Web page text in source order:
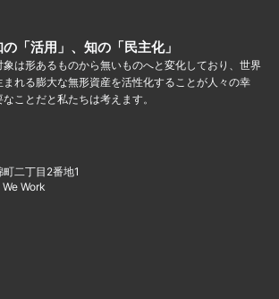
「活用」、知の「民主化」
は形あるものから無いものへと変化しており、世界
れる膨大な無形資産を活性化することが人々の幸
ことだと私たちは考えます。
二丁目2番地1
Work